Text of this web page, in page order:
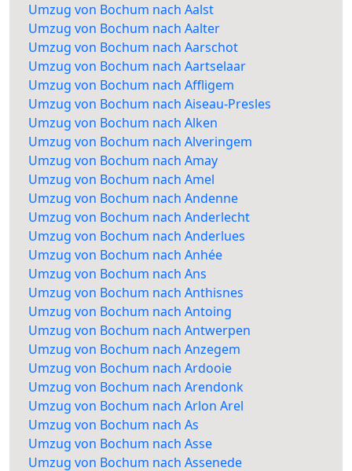
Umzug von Bochum nach Aalst
Umzug von Bochum nach Aalter
Umzug von Bochum nach Aarschot
Umzug von Bochum nach Aartselaar
Umzug von Bochum nach Affligem
Umzug von Bochum nach Aiseau-Presles
Umzug von Bochum nach Alken
Umzug von Bochum nach Alveringem
Umzug von Bochum nach Amay
Umzug von Bochum nach Amel
Umzug von Bochum nach Andenne
Umzug von Bochum nach Anderlecht
Umzug von Bochum nach Anderlues
Umzug von Bochum nach Anhée
Umzug von Bochum nach Ans
Umzug von Bochum nach Anthisnes
Umzug von Bochum nach Antoing
Umzug von Bochum nach Antwerpen
Umzug von Bochum nach Anzegem
Umzug von Bochum nach Ardooie
Umzug von Bochum nach Arendonk
Umzug von Bochum nach Arlon Arel
Umzug von Bochum nach As
Umzug von Bochum nach Asse
Umzug von Bochum nach Assenede